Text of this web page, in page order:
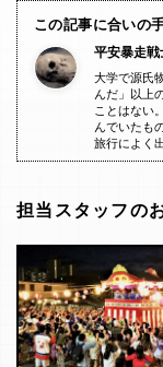
この記事に合いの
平安暴走戦
大学で源氏
んだ」以上
ことはない
んでいたも
旅行によく
担当スタッフの